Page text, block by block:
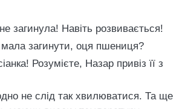
загинула! Навiть розвивається!
загинути, оця пшениця?
Розумiєте, Назар привiз її з
не слiд так хвилюватися. Та ще